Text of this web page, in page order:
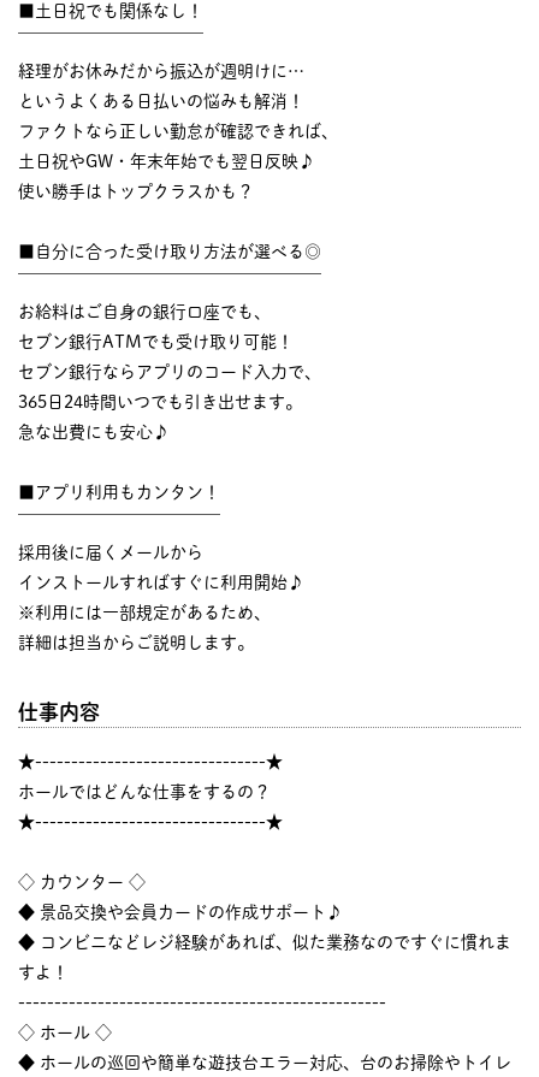
■土日祝でも関係なし！
経理がお休みだから振込が週明けに…
というよくある日払いの悩みも解消！
ファクトなら正しい勤怠が確認できれば、
土日祝やGW・年末年始でも翌日反映♪
使い勝手はトップクラスかも？
■自分に合った受け取り方法が選べる◎
お給料はご自身の銀行口座でも、
セブン銀行ATMでも受け取り可能！
セブン銀行ならアプリのコード入力で、
365日24時間いつでも引き出せます。
急な出費にも安心♪
■アプリ利用もカンタン！
採用後に届くメールから
インストールすればすぐに利用開始♪
※利用には一部規定があるため、
詳細は担当からご説明します。
仕事内容
★--------------------------------★
ホールではどんな仕事をするの？
★--------------------------------★
◇ カウンター ◇
◆ 景品交換や会員カードの作成サポート♪
◆ コンビニなどレジ経験があれば、似た業務なのですぐに慣れま
すよ！
---------------------------------------------------
◇ ホール ◇
◆ ホールの巡回や簡単な遊技台エラー対応、台のお掃除やトイレ